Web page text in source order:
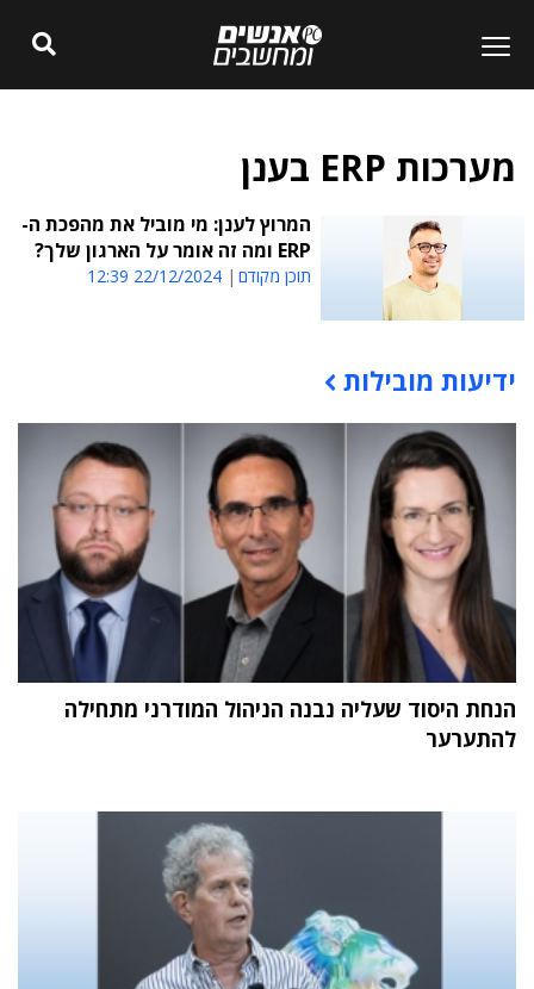
מערכות ERP בענן
המרוץ לענן: מי מוביל את מהפכת ה-
ERP ומה זה אומר על הארגון שלך?
תוכן מקודם 22/12/2024 12:39
תוכן פרסומי
ידיעות מובילות
הנחת היסוד שעליה נבנה הניהול המודרני מתחילה
להתערער